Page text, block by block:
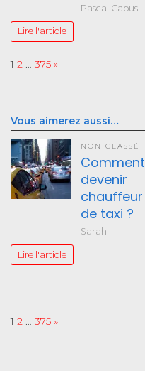
Pascal Cabus
Lire l'article
Page:
1 2 … 375 Next
»
Vous aimerez aussi…
NON CLASSÉ
Comment
devenir
chauffeur
de taxi ?
Sarah
Lire l'article
Page:
1 2 … 375 Next
»